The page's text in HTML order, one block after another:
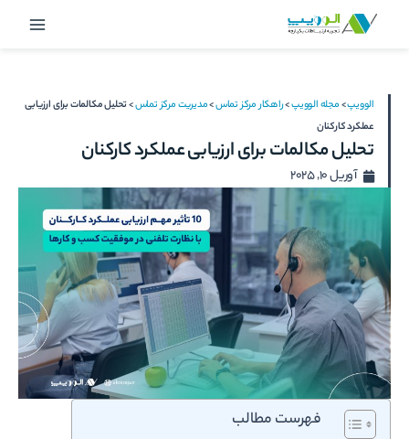
Main
الوویپ>مجله الوویپ>راهکار مرکز تماس>مدیریت مرکز تماس>تحلیل مکالمات برای ارزیابی
عملکرد کارکنان
تحلیل مکالمات برای ارزیابی عملکرد کارکنان
آوریل 10, 2025
فهرست مطالب